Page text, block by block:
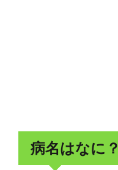
病名はなに？